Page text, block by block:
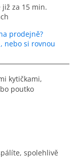
za 15 min.
prodejně?
, nebo si rovnou
poutko
spolehlivě